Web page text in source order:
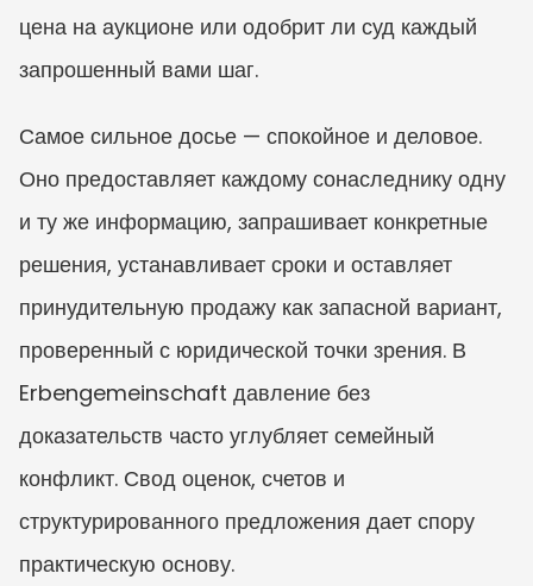
цена на аукционе или одобрит ли суд каждый
запрошенный вами шаг.
Самое сильное досье — спокойное и деловое.
Оно предоставляет каждому сонаследнику одну
и ту же информацию, запрашивает конкретные
решения, устанавливает сроки и оставляет
принудительную продажу как запасной вариант,
проверенный с юридической точки зрения. В
Erbengemeinschaft давление без
доказательств часто углубляет семейный
конфликт. Свод оценок, счетов и
структурированного предложения дает спору
практическую основу.